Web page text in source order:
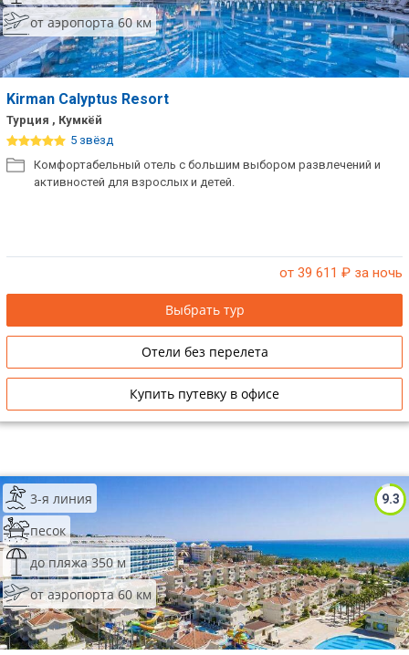
от аэропорта 60 км
Kirman Calyptus Resort
Турция , Кумкёй
5 звёзд
Комфортабельный отель с большим выбором развлечений и
активностей для взрослых и детей.
от 39 611 ₽ за ночь
Выбрать тур
Отели без перелета
Купить путевку в офисе
9.3
3-я линия
песок
до пляжа 350 м
от аэропорта 60 км